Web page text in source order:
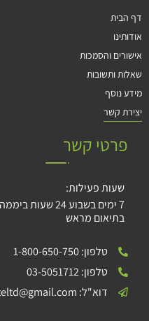
דף הבית
אודותינו
אישורים והסמכות
שאלות ותשובות
מידע נוסף
יצירת קשר
פרטי קשר
שעות פעילות:
7 ימים בשבוע 24 שעות ביממה
בתיאום מראש
טלפון: 1-800-650-750
טלפון: 03-5051712
דוא"ל: hakoteltd@gmail.com